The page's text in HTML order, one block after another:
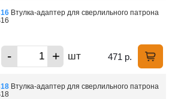
Втулка-адаптер для сверлильного патрона
- + шт 471 р.
Втулка-адаптер для сверлильного патрона